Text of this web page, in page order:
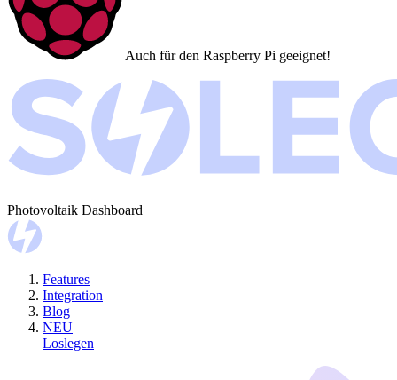
Auch für den Raspberry Pi geeignet!
Photovoltaik Dashboard
Features
Integration
Blog
NEU
Loslegen